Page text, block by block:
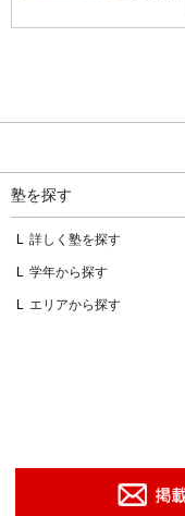
塾を探す
詳しく塾を探す
学年から探す
エリアから探す